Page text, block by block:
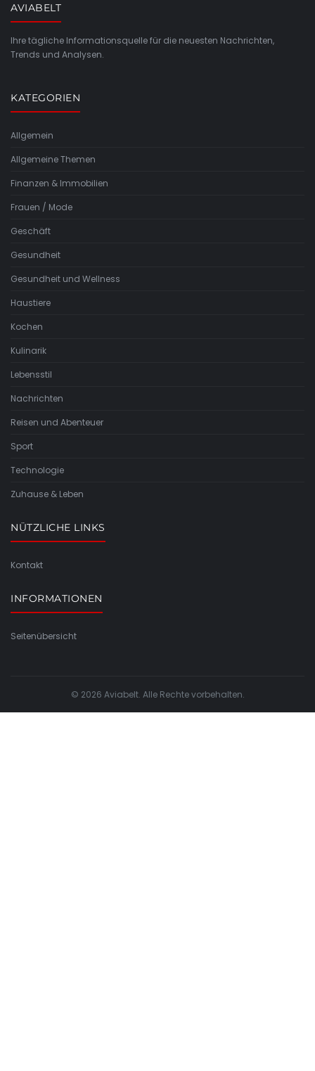
AVIABELT
Ihre tägliche Informationsquelle für die neuesten Nachrichten,
Trends und Analysen.
KATEGORIEN
Allgemein
Allgemeine Themen
Finanzen & Immobilien
Frauen / Mode
Geschäft
Gesundheit
Gesundheit und Wellness
Haustiere
Kochen
Kulinarik
Lebensstil
Nachrichten
Reisen und Abenteuer
Sport
Technologie
Zuhause & Leben
NÜTZLICHE LINKS
Kontakt
INFORMATIONEN
Seitenübersicht
© 2026 Aviabelt. Alle Rechte vorbehalten.